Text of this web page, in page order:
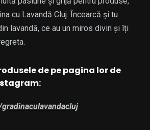
cu Lavandă Cluj. Încearcă și tu
lavandă, ce au un miros divin și îți
de pe pagina lor de